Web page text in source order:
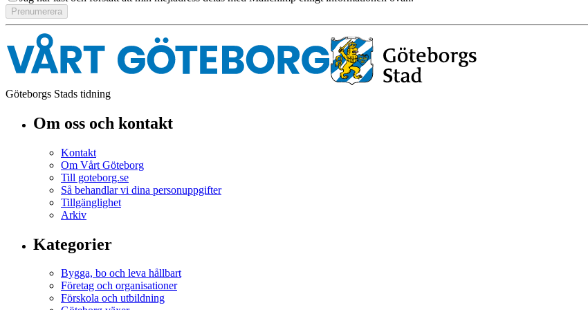
Göteborgs Stads tidning
Om oss och kontakt
Kontakt
Om Vårt Göteborg
Till goteborg.se
Så behandlar vi dina personuppgifter
Tillgänglighet
Arkiv
Kategorier
Bygga, bo och leva hållbart
Företag och organisationer
Förskola och utbildning